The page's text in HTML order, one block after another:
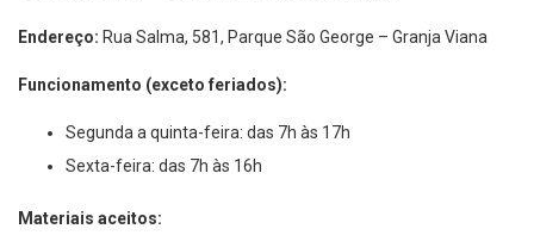
Endereço: Rua Salma, 581, Parque São George – Granja Viana
Funcionamento (exceto feriados):
Segunda a quinta-feira: das 7h às 17h
Sexta-feira: das 7h às 16h
Materiais aceitos: